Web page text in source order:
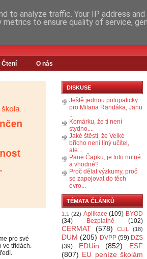
Čtení O nás
pro své
ve třídách.
DISKUSE
Ještě jednou polopaticky
pro Milana Randáka, Janu
...
Komárku, že ti není
stydno....
Jaké štěstí, že Velké
břicho není líný učitel,
ale...
Pane Čapku, je toto nutné
a vhodné?
Proč dělat výzkumy, proč
se zapojovat do těch
evro...
TÉMATA ČLÁNKŮ
1:1 (22) Aplikace (109) BYOD
(34)
Bezplatně (102)
CERMAT (578) CLIL (18)
DUM (205) DVPP (59) DZS
(39)
EDUin (852)
ESF
(807) EU peníze školám
to analyze traffic. Your IP address
to ensure quality of service,